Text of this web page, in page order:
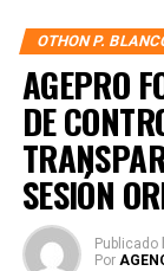
OTHON P.
AGEPRO
DE
SESIÓN
Publicado
Por